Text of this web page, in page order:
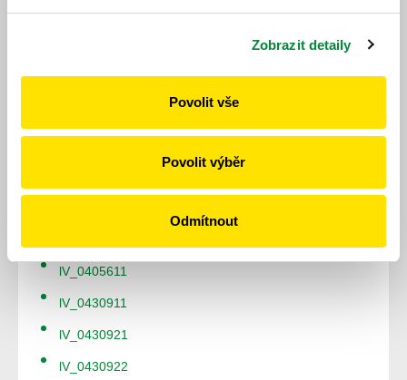
Zobrazit detaily
Povolit vše
Povolit výběr
Odmítnout
lV_0400635
lV_0400643
lV_0405611
lV_0430911
lV_0430921
lV_0430922